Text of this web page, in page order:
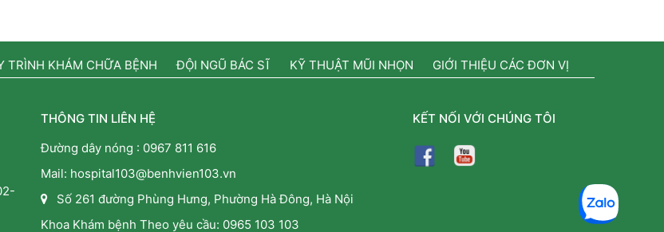
TRÌNH KHÁM CHỮA BỆNH ĐỘI NGŨ BÁC SĨ KỸ THUẬT MŨI NHỌN GIỚI THIỆU CÁC ĐƠN VỊ
THÔNG TIN LIÊN HỆ
Đường dây nóng : 0967 811 616
Mail: hospital103@benhvien103.vn
Số 261 đường Phùng Hưng, Phường Hà Đông, Hà Nội
Khoa Khám bệnh Theo yêu cầu: 0965 103 103
KẾT NỐI VỚI CHÚNG TÔI